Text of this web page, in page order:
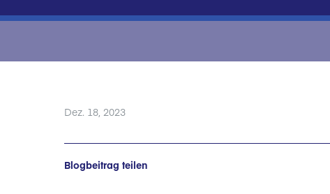
Dez. 18, 2023
Blogbeitrag teilen